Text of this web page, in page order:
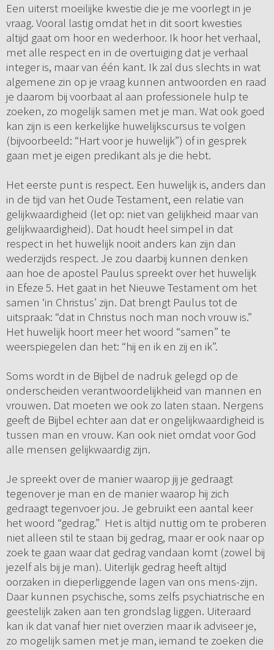
Een uiterst moeilijke kwestie die je me voorlegt in je
vraag. Vooral lastig omdat het in dit soort kwesties
altijd gaat om hoor en wederhoor. Ik hoor het verhaal,
met alle respect en in de overtuiging dat je verhaal
integer is, maar van één kant. Ik zal dus slechts in wat
algemene zin op je vraag kunnen antwoorden en raad
je daarom bij voorbaat al aan professionele hulp te
zoeken, zo mogelijk samen met je man. Wat ook goed
kan zijn is een kerkelijke huwelijkscursus te volgen
(bijvoorbeeld: “Hart voor je huwelijk”) of in gesprek
gaan met je eigen predikant als je die hebt.
Het eerste punt is respect. Een huwelijk is, anders dan
in de tijd van het Oude Testament, een relatie van
gelijkwaardigheid (let op: niet van gelijkheid maar van
gelijkwaardigheid). Dat houdt heel simpel in dat
respect in het huwelijk nooit anders kan zijn dan
wederzijds respect. Je zou daarbij kunnen denken
aan hoe de apostel Paulus spreekt over het huwelijk
in Efeze 5. Het gaat in het Nieuwe Testament om het
samen ‘in Christus’ zijn. Dat brengt Paulus tot de
uitspraak: “dat in Christus noch man noch vrouw is.”
Het huwelijk hoort meer het woord “samen” te
weerspiegelen dan het: “hij en ik en zij en ik”.
Soms wordt in de Bijbel de nadruk gelegd op de
onderscheiden verantwoordelijkheid van mannen en
vrouwen. Dat moeten we ook zo laten staan. Nergens
geeft de Bijbel echter aan dat er ongelijkwaardigheid is
tussen man en vrouw. Kan ook niet omdat voor God
alle mensen gelijkwaardig zijn.
Je spreekt over de manier waarop jij je gedraagt
tegenover je man en de manier waarop hij zich
gedraagt tegenvoer jou. Je gebruikt een aantal keer
het woord “gedrag.” Het is altijd nuttig om te proberen
niet alleen stil te staan bij gedrag, maar er ook naar op
zoek te gaan waar dat gedrag vandaan komt (zowel bij
jezelf als bij je man). Uiterlijk gedrag heeft altijd
oorzaken in dieperliggende lagen van ons mens-zijn.
Daar kunnen psychische, soms zelfs psychiatrische en
geestelijk zaken aan ten grondslag liggen. Uiteraard
kan ik dat vanaf hier niet overzien maar ik adviseer je,
zo mogelijk samen met je man, iemand te zoeken die